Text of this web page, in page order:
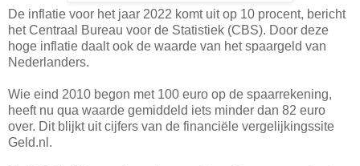
De inflatie voor het jaar 2022 komt uit op 10 procent, bericht
het Centraal Bureau voor de Statistiek (CBS). Door deze
hoge inflatie daalt ook de waarde van het spaargeld van
Nederlanders.
Wie eind 2010 begon met 100 euro op de spaarrekening,
heeft nu qua waarde gemiddeld iets minder dan 82 euro
over. Dit blijkt uit cijfers van de financiële vergelijkingssite
Geld.nl.